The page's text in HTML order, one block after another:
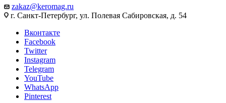
zakaz@keromag.ru
г. Санкт-Петербург, ул. Полевая Сабировская, д. 54
Вконтакте
Facebook
Twitter
Instagram
Telegram
YouTube
WhatsApp
Pinterest